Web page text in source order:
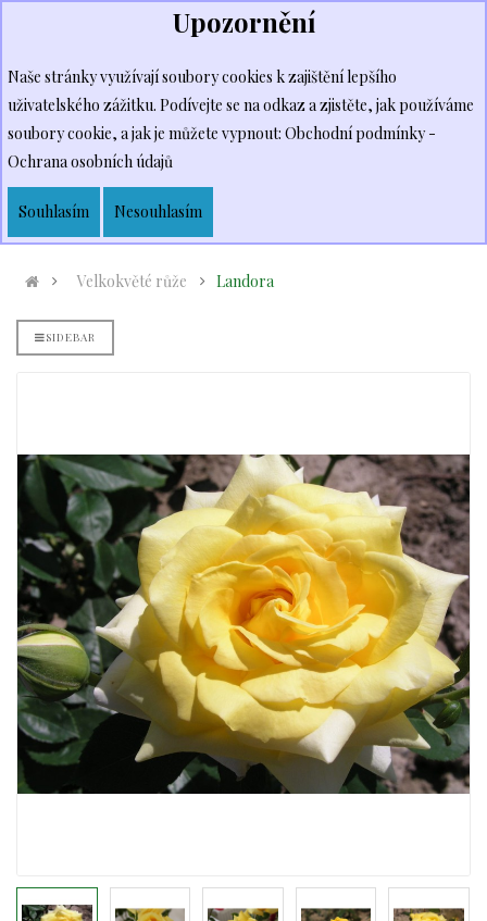
Upozornění
Naše stránky využívají soubory cookies k zajištění lepšího
uživatelského zážitku. Podívejte se na odkaz a zjistěte, jak používáme
soubory cookie, a jak je můžete vypnout: Obchodní podmínky -
Ochrana osobních údajů
Souhlasím Nesouhlasím
Zaregistrovat se
Velkokvěté růže Landora
SIDEBAR